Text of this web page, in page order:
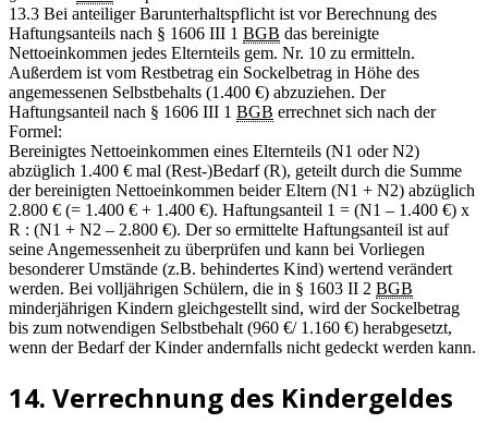
13.3 Bei anteiliger Barunterhaltspflicht ist vor Berechnung des
Haftungsanteils nach § 1606 III 1 BGB das bereinigte
Nettoeinkommen jedes Elternteils gem. Nr. 10 zu ermitteln.
Außerdem ist vom Restbetrag ein Sockelbetrag in Höhe des
angemessenen Selbstbehalts (1.400 €) abzuziehen. Der
Haftungsanteil nach § 1606 III 1 BGB errechnet sich nach der
Formel:
Bereinigtes Nettoeinkommen eines Elternteils (N1 oder N2)
abzüglich 1.400 € mal (Rest-)Bedarf (R), geteilt durch die Summe
der bereinigten Nettoeinkommen beider Eltern (N1 + N2) abzüglich
2.800 € (= 1.400 € + 1.400 €). Haftungsanteil 1 = (N1 – 1.400 €) x
R : (N1 + N2 – 2.800 €). Der so ermittelte Haftungsanteil ist auf
seine Angemessenheit zu überprüfen und kann bei Vorliegen
besonderer Umstände (z.B. behindertes Kind) wertend verändert
werden. Bei volljährigen Schülern, die in § 1603 II 2 BGB
minderjährigen Kindern gleichgestellt sind, wird der Sockelbetrag
bis zum notwendigen Selbstbehalt (960 €/ 1.160 €) herabgesetzt,
wenn der Bedarf der Kinder andernfalls nicht gedeckt werden kann.
14. Verrechnung des Kindergeldes